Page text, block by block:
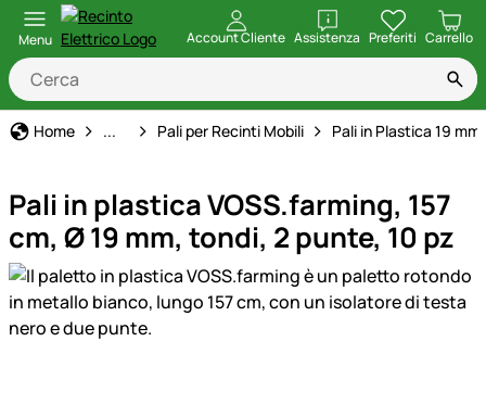
Menu Account Cliente Assistenza
apri Preferiti Carrello
Home Recinto Elettrico
... Pali per Recinti Mobili Pali in Plastica 19 mm
Pali in plastica VOSS.farming, 157
cm, Ø 19 mm, tondi, 2 punte, 10 pz
Galleria prodotti